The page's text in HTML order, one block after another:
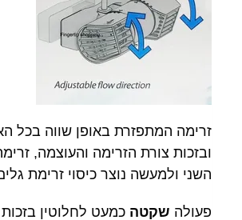
זרימה המתפזרת באופן שווה בכל
ובזכות צורת הזרימה והעוצמה,
השני ולמעשה נוצר כיסוי זרימת
פעולה שקטה כמעט לחלוטין בזכות